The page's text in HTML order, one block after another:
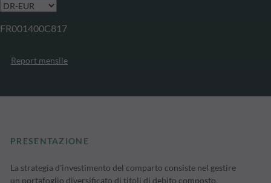
FR001400C817
Report mensile
PRESENTAZIONE
La strategia d'investimento del comparto consiste nel gestire
un portafoglio diversificato di titoli di debito composto,